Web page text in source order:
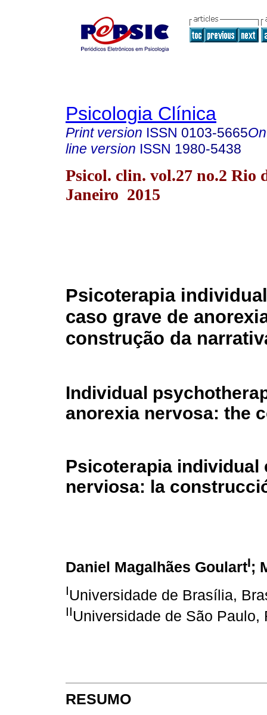
Psicologia Clínica
Print version ISSN 0103-5665
line version ISSN 1980-5438
Psicol. clin. vol.27 no.2 Rio
Janeiro 2015
Psicoterapia
caso grave de
construção da
Individual
anorexia nervosa: the
Psicoterapia individual
nerviosa: la
Daniel Magalhães GoulartI;
IUniversidade de Brasília,
IIUniversidade de São Paulo,
RESUMO